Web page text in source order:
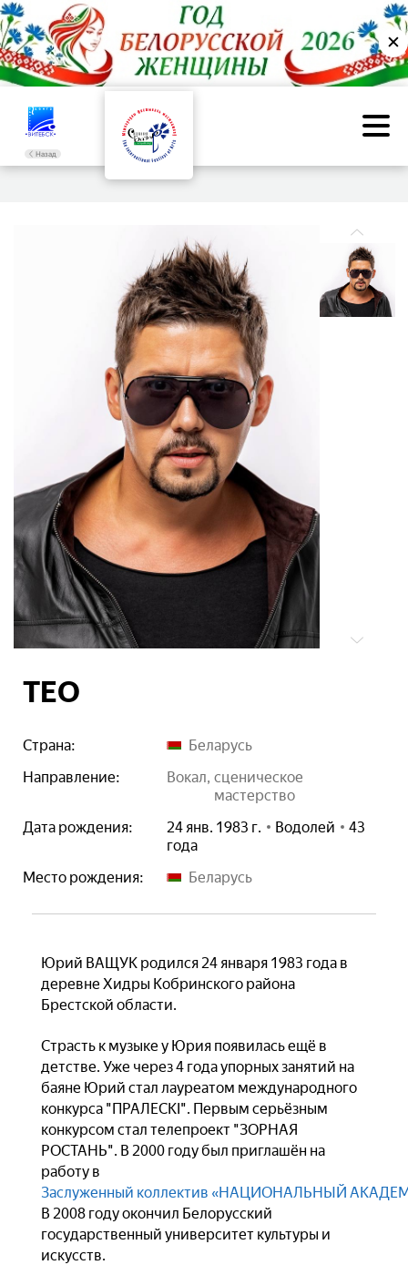
✕
Назад
ТЕО
Страна:
Беларусь
Направление:
вокал сценическое
мастерство
Дата рождения:
24 янв. 1983 г. Водолей
43
года
Место рождения:
Беларусь
Юрий ВАЩУК родился 24 января 1983 года в
деревне Хидры Кобринского района
Брестской области.
Страсть к музыке у Юрия появилась ещё в
детстве. Уже через 4 года упорных занятий на
баяне Юрий стал лауреатом международного
конкурса "ПРАЛЕСКІ". Первым серьёзным
конкурсом стал телепроект "ЗОРНАЯ
РОСТАНЬ". В 2000 году был приглашён на
работу в
Заслуженный коллектив «НАЦИОНАЛЬНЫЙ
В 2008 году окончил Белорусский
государственный университет культуры и
искусств.